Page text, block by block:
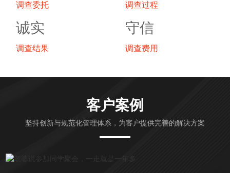
调查委托 调查过程
诚实
调查结果
守信
调查费用
客户案例
坚持创新与规范化管理体系，为客户提供完善的解决方案